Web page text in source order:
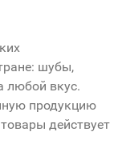
шубы,
любой вкус.
продукцию
действует